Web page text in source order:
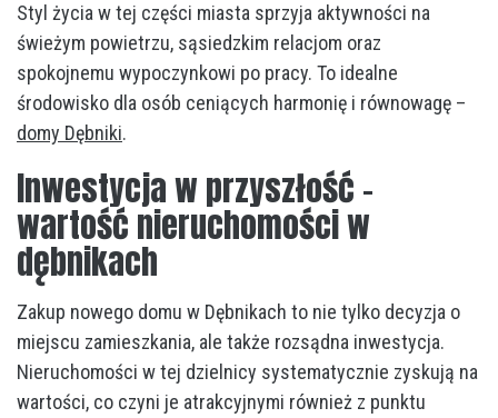
Styl życia w tej części miasta sprzyja aktywności na
świeżym powietrzu, sąsiedzkim relacjom oraz
spokojnemu wypoczynkowi po pracy. To idealne
środowisko dla osób ceniących harmonię i równowagę –
domy Dębniki.
Inwestycja w przyszłość –
wartość nieruchomości w
dębnikach
Zakup nowego domu w Dębnikach to nie tylko decyzja o
miejscu zamieszkania, ale także rozsądna inwestycja.
Nieruchomości w tej dzielnicy systematycznie zyskują na
wartości, co czyni je atrakcyjnymi również z punktu